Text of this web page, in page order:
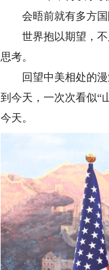
会晤前就有多方国
世界抱以期望，不
思考。
回望中美相处的漫
到今天，一次次看似“
今天。